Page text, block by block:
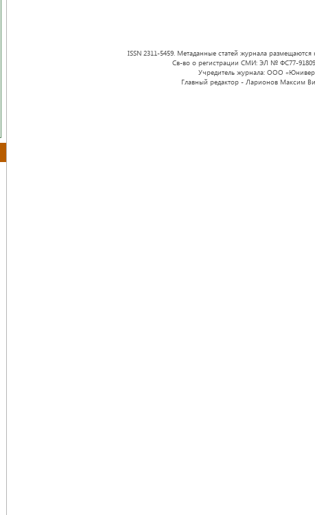
ISSN 2311-5459. Метаданные статей журнала размещаются
Св-во о регистрации СМИ: ЭЛ № ФС77-91809
Учредитель журнала: ООО
Главный редактор - Ларионов Максим